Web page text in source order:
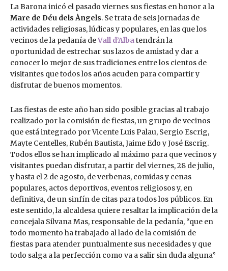
La Barona inicó el pasado viernes sus fiestas en honor a la
Mare de Déu dels Àngels. Se trata de seis jornadas de
actividades religiosas, lúdicas y populares, en las que los
vecinos de la pedanía deVall d’Albatendrán la
oportunidad de estrechar sus lazos de amistad y dar a
conocer lo mejor de sus tradiciones entre los cientos de
visitantes que todos los años acuden para compartir y
disfrutar de buenos momentos.
Las fiestas de este año han sido posible gracias al trabajo
realizado por la comisión de fiestas, un grupo de vecinos
que está integrado por Vicente Luis Palau, Sergio Escrig,
Mayte Centelles, Rubén Bautista, Jaime Edo y José Escrig.
Todos ellos se han implicado al máximo para que vecinos y
visitantes puedan disfrutar, a partir del viernes, 28 de julio,
y hasta el 2 de agosto, de verbenas, comidas y cenas
populares, actos deportivos, eventos religiosos y, en
definitiva, de un sinfín de citas para todos los públicos. En
este sentido, la alcaldesa quiere resaltar la implicación de la
concejala Silvana Mas, responsable de la pedanía, “que en
todo momento ha trabajado al lado de la comisión de
fiestas para atender puntualmente sus necesidades y que
todo salga a la perfección como va a salir sin duda alguna”